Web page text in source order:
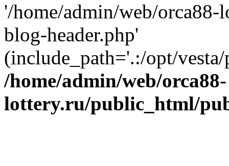
'/home/admin/web/
blog-header.php'
(include_path='.:/opt/
/home/admin/web/orca88-
lottery.ru/public_html/